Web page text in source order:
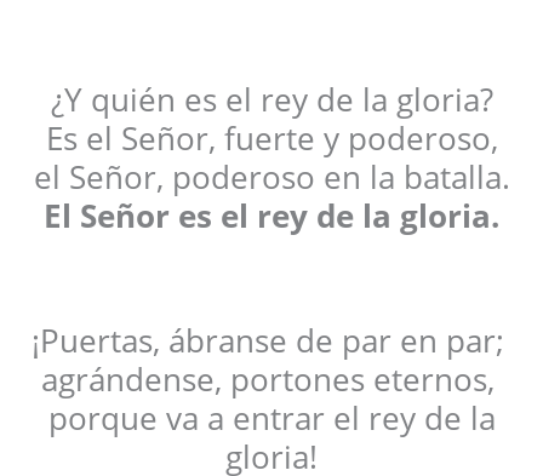
¿Y quién es el rey de la gloria?
Es el Señor, fuerte y poderoso,
el Señor, poderoso en la batalla.
El Señor es el rey de la gloria.
¡Puertas, ábranse de par en par;
agrándense, portones eternos,
porque va a entrar el rey de la
gloria!